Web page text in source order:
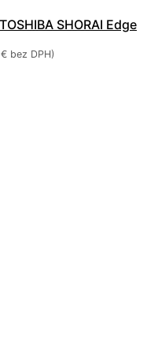
SHORAI Edge
E + RAS-
€ bez DPH)